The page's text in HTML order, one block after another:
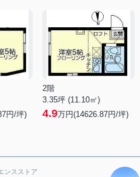
円/坪)
2階
3.35坪 (11.10㎡)
4.9万円(14626.87円/坪)
ンスストア